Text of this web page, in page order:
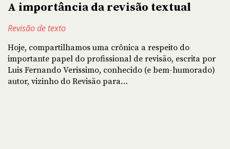
A importância da revisão textual
Revisão de texto
Hoje, compartilhamos uma crônica a respeito do
importante papel do profissional de revisão, escrita por
Luis Fernando Verissimo, conhecido (e bem-humorado)
autor, vizinho do Revisão para…